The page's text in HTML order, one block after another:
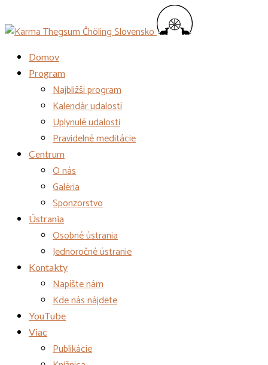
Domov
Program
Najbližší program
Kalendár udalostí
Uplynulé udalosti
Pravidelné meditácie
Centrum
O nás
Galéria
Sponzorstvo
Ústrania
Osobné ústrania
Jednoročné ústranie
Kontakty
Napíšte nám
Kde nás nájdete
YouTube
Viac
Publikácie